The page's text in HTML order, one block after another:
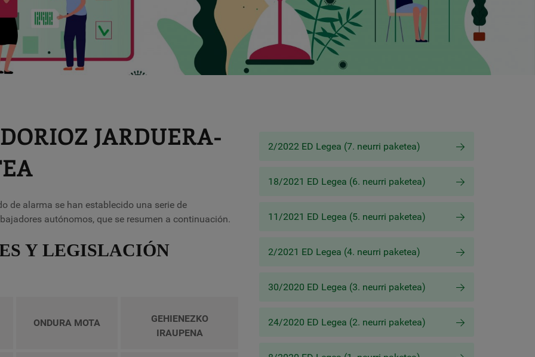
JARDUERA-
de alarma se han establecido una serie de
autónomos, que se resumen a continuación.
Y LEGISLACIÓN
ONDURA MOTA
GEHIENEZKO
IRAUPENA
2/2022 ED Legea (7. neurri paketea)
18/2021 ED Legea (6. neurri paketea)
11/2021 ED Legea (5. neurri paketea)
2/2021 ED Legea (4. neurri paketea)
30/2020 ED Legea (3. neurri paketea)
24/2020 ED Legea (2. neurri paketea)